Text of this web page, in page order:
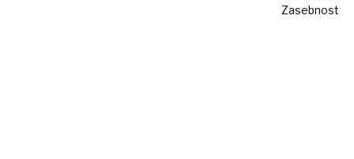
Zasebnost